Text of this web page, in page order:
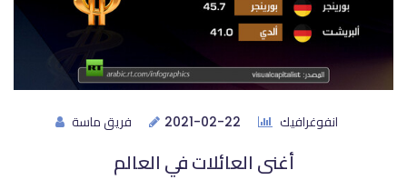
فريق ماسة 2021-02-22 انفوغرافيك
أغنى العائلات في العالم